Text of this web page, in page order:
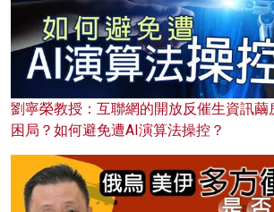
劉寧榮教授：互聯網的開放反催生資訊繭
困局？如何避免遭AI演算法操控？